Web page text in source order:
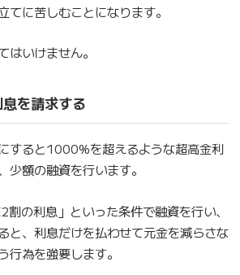
てに苦しむことになります。
はいけません。
を請求する
すると1000%を超えるような超高金利
少額の融資を行います。
の利息」といった条件で融資を行い、
と、利息だけを払わせて元金を減らさな
行為を強要します。